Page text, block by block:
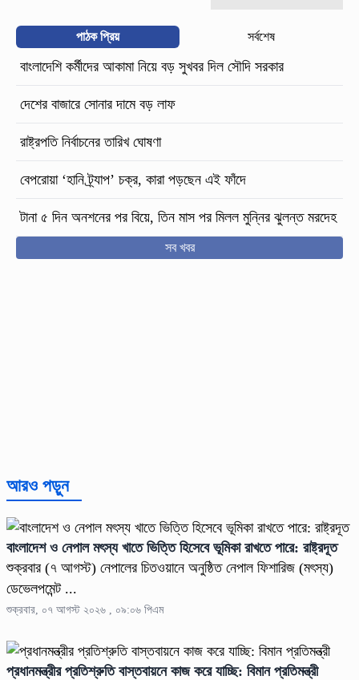
পাঠক প্রিয় সর্বশেষ
বাংলাদেশি কর্মীদের আকামা নিয়ে বড় সুখবর দিল সৌদি সরকার
দেশের বাজারে সোনার দামে বড় লাফ
রাষ্ট্রপতি নির্বাচনের তারিখ ঘোষণা
বেপরোয়া ‘হানি ট্র্যাপ’ চক্র, কারা পড়ছেন এই ফাঁদে
টানা ৫ দিন অনশনের পর বিয়ে, তিন মাস পর মিলল মুন্নির ঝুলন্ত মরদেহ
সব খবর
আরও পড়ুন
বাংলাদেশ ও নেপাল মৎস্য খাতে ভিত্তি হিসেবে ভূমিকা রাখতে পারে: রাষ্ট্রদূত
শুক্রবার (৭ আগস্ট) নেপালের চিতওয়ানে অনুষ্ঠিত নেপাল ফিশারিজ (মৎস্য)
ডেভেলপমেন্ট ...
শুক্রবার, ০৭ আগস্ট ২০২৬ , ০৯:০৬ পিএম
প্রধানমন্ত্রীর প্রতিশ্রুতি বাস্তবায়নে কাজ করে যাচ্ছি: বিমান প্রতিমন্ত্রী